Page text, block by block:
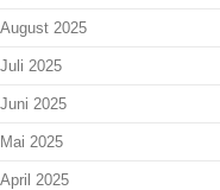
August 2025
Juli 2025
Juni 2025
Mai 2025
April 2025